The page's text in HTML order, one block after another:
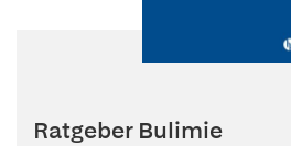
Ratgeber Bulimie